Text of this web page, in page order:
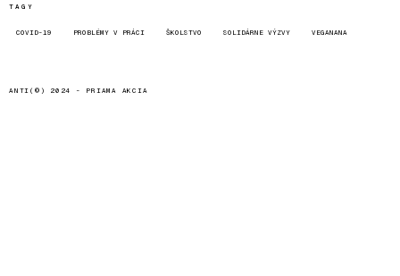
TAGY
COVID-19 PROBLÉMY V PRÁCI ŠKOLSTVO SOLIDÁRNE VÝZVY VEGANANA
ANTI(©) 2024 - PRIAMA AKCIA